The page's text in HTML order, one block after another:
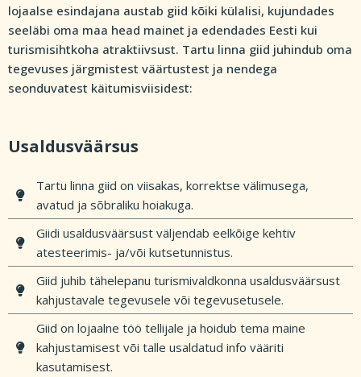
lojaalse esindajana austab giid kõiki külalisi, kujundades
seeläbi oma maa head mainet ja edendades Eesti kui
turismisihtkoha atraktiivsust. Tartu linna giid juhindub oma
tegevuses järgmistest väärtustest ja nendega
seonduvatest käitumisviisidest:
Usaldusväärsus
Tartu linna giid on viisakas, korrektse välimusega,
avatud ja sõbraliku hoiakuga.
Giidi usaldusväärsust väljendab eelkõige kehtiv
atesteerimis- ja/või kutsetunnistus.
Giid juhib tähelepanu turismivaldkonna usaldusväärsust
kahjustavale tegevusele või tegevusetusele.
Giid on lojaalne töö tellijale ja hoidub tema maine
kahjustamisest või talle usaldatud info vääriti
kasutamisest.